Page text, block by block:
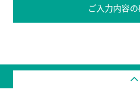
ご入力内容